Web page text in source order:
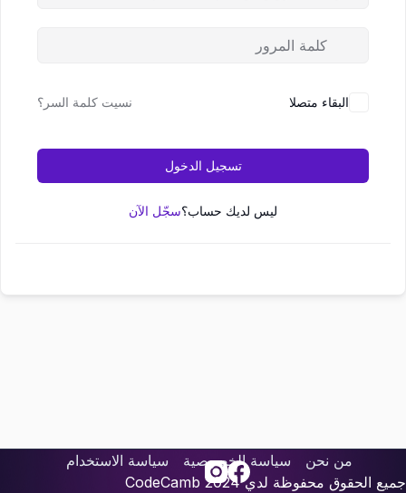
البقاء متصلا نسيت كلمة السر؟
تسجيل الدخول
ليس لديك حساب؟سجّل الآن
من نحن سياسة الخصوصية
سياسة الاستخدام
جميع الحقوق محفوظة لدي
CodeCamb 2024